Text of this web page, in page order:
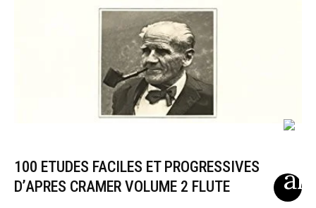
100 ETUDES FACILES ET PROGRESSIVES
D’APRES CRAMER VOLUME 2 FLUTE